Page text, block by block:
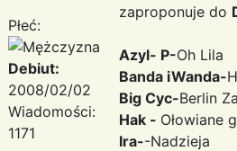
Płeć:
Debiut:
2008/02/02
Wiadomości:
1171
zaproponuje do
Azyl- P-Oh Lila
Banda iWanda-
Big Cyc-Berlin
Hak - Ołowiane
Ira--Nadzieja